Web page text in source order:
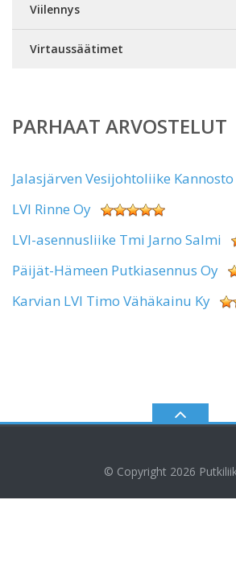
Viilennys
Virtaussäätimet
PARHAAT ARVOSTELUT
Jalasjärven Vesijohtoliike
LVI Rinne Oy
LVI-asennusliike Tmi Jarno Salmi
Päijät-Hämeen Putkiasennus Oy
Karvian LVI Timo Vähäkainu Ky
© Copyright 2026